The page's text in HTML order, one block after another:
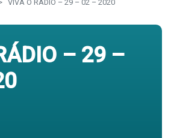
VIVA O RÁDIO – 29 – 02 – 2020
– 29 –